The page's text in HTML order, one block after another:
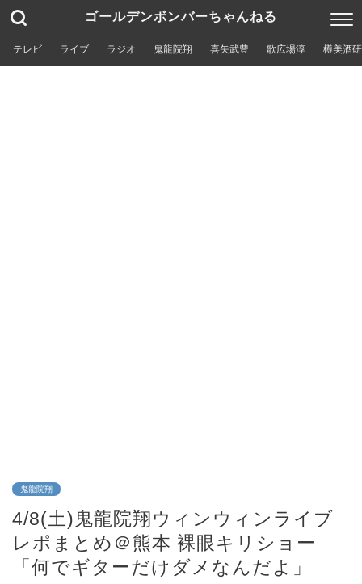
ゴールデンボンバーちゃんねる
テレビ ライブ ラジオ 鬼龍院翔 喜矢武豊 歌広場淳 樽美酒
鬼龍院翔
4/8(土)鬼龍院翔ウィンウィンライブ
レポまとめ＠熊本 裸眼キリショー
「何でギターだけダメなんだよ」